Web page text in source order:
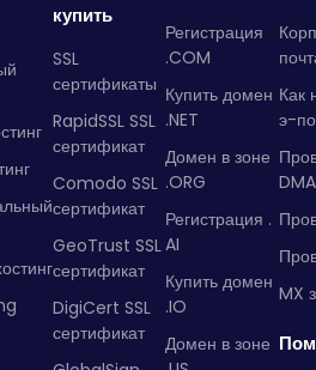
купить
SSL
сертификаты
RapidSSL SSL
сертификат
Comodo SSL
сертификат
GeoTrust SSL
сертификат
DigiCert SSL
сертификат
Регистрация
.COM
Купить домен
.NET
Домен в зоне
.ORG
Регистрация .
AI
Купить домен
.IO
Домен в зоне
Как
э-
MX